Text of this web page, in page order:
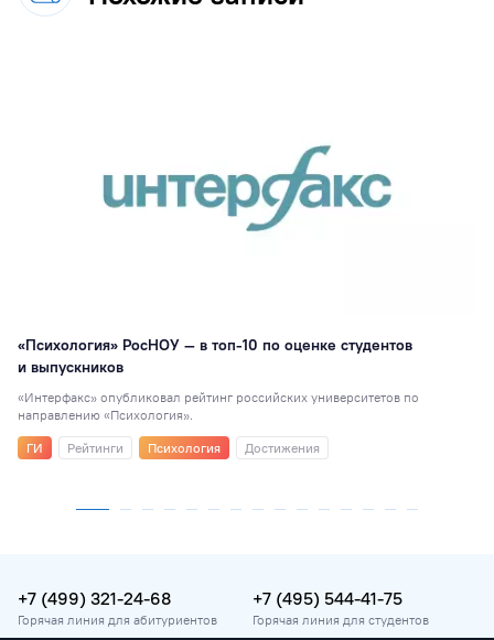
«Психология» РосНОУ — в топ-10 по оценке студентов
и выпускников
«Интерфакс» опубликовал рейтинг российских университетов по
направлению «Психология».
ГИ
Рейтинги Психология Достижения
+7 (499) 321-24-68
Горячая линия для абитуриентов
+7 (495) 544-41-75
Горячая линия для студентов